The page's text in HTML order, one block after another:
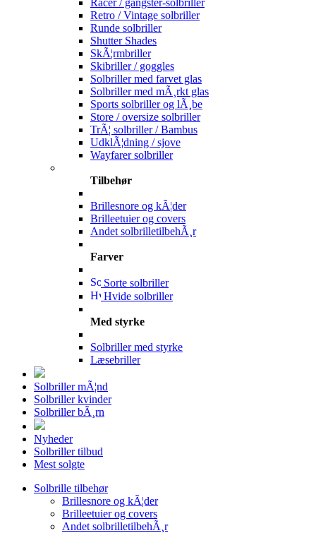
Racer / gangster-solbriller
Retro / Vintage solbriller
Runde solbriller
Shutter Shades
SkÃ¦rmbriller
Skibriller / goggles
Solbriller med farvet glas
Solbriller med mÃ¸rkt glas
Sports solbriller og lÃ¸be
Store / oversize solbriller
TrÃ¦ solbriller / Bambus
UdklÃ¦dning / sjove
Wayfarer solbriller
Tilbehør
Brillesnore og kÃ¦der
Brilleetuier og covers
Andet solbrilletilbehÃ¸r
Farver
Sorte solbriller
Hvide solbriller
Med styrke
Solbriller med styrke
Læsebriller
Solbriller mÃ¦nd
Solbriller kvinder
Solbriller bÃ¸rn
Nyheder
Solbriller tilbud
Mest solgte
Solbrille tilbehør
Brillesnore og kÃ¦der
Brilleetuier og covers
Andet solbrilletilbehÃ¸r